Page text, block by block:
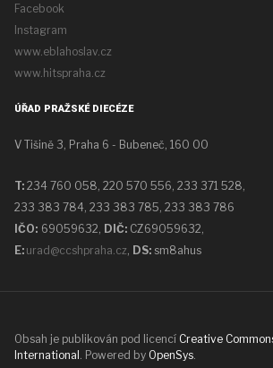
Facebook
Instagram
www.eblahoslav.cz
www.hitspraha.cz
ÚŘAD PRAŽSKÉ DIECÉZE
V Tišině 3, Praha 6 - Bubeneč, 160 00
T: 234 760 058, 220 570 556, 233 371 528,
233 383 784, 233 383 785, 233 383 786
IČO: 69059632, DIČ: CZ69059632
E: urad@ccshpraha.cz DS: sm8ahus
Obsah je publikován pod licencí Creative
International . Powered by OpenSys